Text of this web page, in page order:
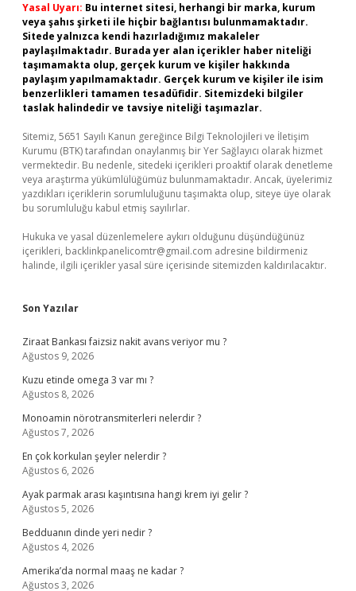
Yasal Uyarı: Bu internet sitesi, herhangi bir marka, kurum
veya şahıs şirketi ile hiçbir bağlantısı bulunmamaktadır.
Sitede yalnızca kendi hazırladığımız makaleler
paylaşılmaktadır. Burada yer alan içerikler haber niteliği
taşımamakta olup, gerçek kurum ve kişiler hakkında
paylaşım yapılmamaktadır. Gerçek kurum ve kişiler ile isim
benzerlikleri tamamen tesadüfidir. Sitemizdeki bilgiler
taslak halindedir ve tavsiye niteliği taşımazlar.
Sitemiz, 5651 Sayılı Kanun gereğince Bilgi Teknolojileri ve İletişim
Kurumu (BTK) tarafından onaylanmış bir Yer Sağlayıcı olarak hizmet
vermektedir. Bu nedenle, sitedeki içerikleri proaktif olarak denetleme
veya araştırma yükümlülüğümüz bulunmamaktadır. Ancak, üyelerimiz
yazdıkları içeriklerin sorumluluğunu taşımakta olup, siteye üye olarak
bu sorumluluğu kabul etmiş sayılırlar.
Hukuka ve yasal düzenlemelere aykırı olduğunu düşündüğünüz
içerikleri, backlinkpanelicomtr@gmail.com adresine bildirmeniz
halinde, ilgili içerikler yasal süre içerisinde sitemizden kaldırılacaktır.
Son Yazılar
Ziraat Bankası faizsiz nakit avans veriyor mu ?
Ağustos 9, 2026
Kuzu etinde omega 3 var mı ?
Ağustos 8, 2026
Monoamin nörotransmiterleri nelerdir ?
Ağustos 7, 2026
En çok korkulan şeyler nelerdir ?
Ağustos 6, 2026
Ayak parmak arası kaşıntısına hangi krem iyi gelir ?
Ağustos 5, 2026
Bedduanın dinde yeri nedir ?
Ağustos 4, 2026
Amerika’da normal maaş ne kadar ?
Ağustos 3, 2026